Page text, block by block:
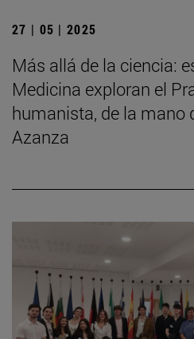
27 | 05 | 2025
Más allá de la ciencia:
Medicina exploran el
humanista, de la mano
Azanza